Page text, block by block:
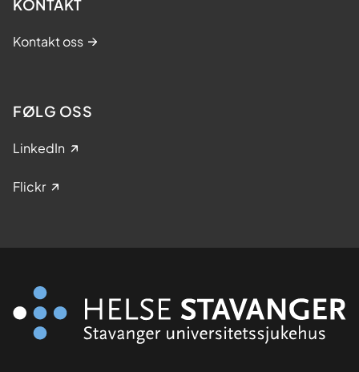
KONTAKT
Kontakt oss
FØLG OSS
LinkedIn
Flickr